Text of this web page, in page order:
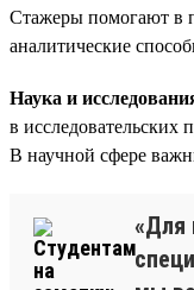
Стажеры помогают в
аналитические
Наука и
в
В научной сфере
«Для